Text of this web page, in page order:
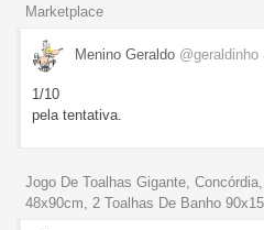
Marketplace
Menino Geraldo @geraldinho
1/10
pela tentativa.
Jogo De Toalhas Gigante,
48x90cm, 2 Toalhas De Banho